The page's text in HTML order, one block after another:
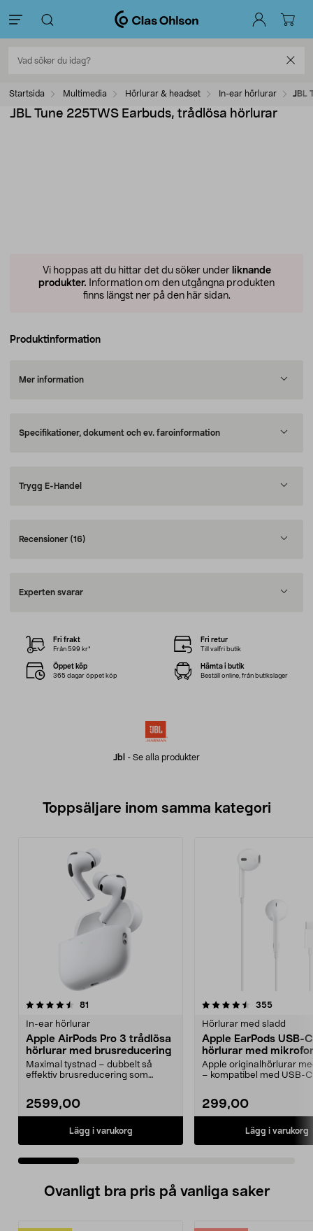
Startsida Multimedia Hörlurar & headset In-ear hörlurar JBL
JBL Tune 225TWS Earbuds, trådlösa hörlurar
Vi hoppas att du hittar det du söker under liknande
produkter. Information om den utgångna produkten
finns längst ner på den här sidan.
Produktinformation
Mer information
Specifikationer, dokument och ev. faroinformation
Trygg E-Handel
Recensioner (16)
Experten svarar
Jbl - Se alla produkter
Fri frakt
Från 599 kr*
Fri retur
Till valfri butik
Öppet köp
365 dagar öppet köp
Hämta i butik
Beställ online, från butikslager
Toppsäljare inom samma kategori
81
In-ear hörlurar
Apple AirPods Pro 3 trådlösa
hörlurar med brusreducering
Maximal tystnad – dubbelt så
effektiv brusreducering som
2599,00
Lägg i varukorg
4.5 av 5 stjärnor 355
Hörlurar med sladd
Apple EarPods USB-
hörlurar med
Apple originalhörlurar
– kompatibel med USB-
299,00
Lägg i varukorg
4.5 av 5 stjärnor
Ovanligt bra pris på vanliga saker